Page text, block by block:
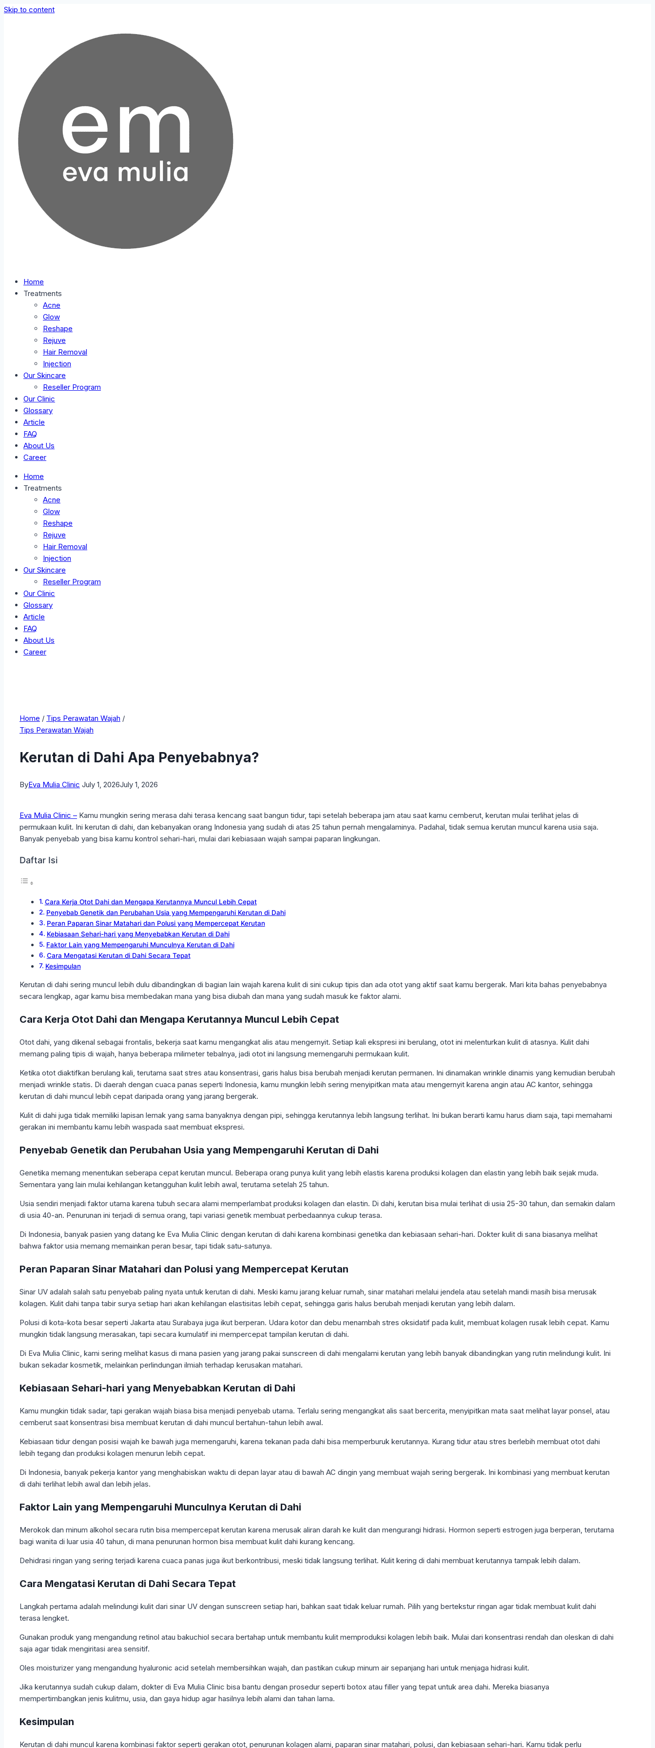
Skip to content
Home
Treatments
Acne
Glow
Reshape
Rejuve
Hair Removal
Injection
Our Skincare
Reseller Program
Our Clinic
Glossary
Article
FAQ
About Us
Career
Home
Treatments
Acne
Glow
Reshape
Rejuve
Hair Removal
Injection
Our Skincare
Reseller Program
Our Clinic
Glossary
Article
FAQ
About Us
Career
Home / Tips Perawatan Wajah /
Tips Perawatan Wajah
Kerutan di Dahi Apa Penyebabnya?
ByEva Mulia Clinic July 1, 2026July 1, 2026
Eva Mulia Clinic – Kamu mungkin sering merasa dahi terasa kencang saat bangun tidur, tapi setelah beberapa jam atau saat kamu cemberut, kerutan mulai terlihat jelas di
permukaan kulit. Ini kerutan di dahi, dan kebanyakan orang Indonesia yang sudah di atas 25 tahun pernah mengalaminya. Padahal, tidak semua kerutan muncul karena usia saja.
Banyak penyebab yang bisa kamu kontrol sehari-hari, mulai dari kebiasaan wajah sampai paparan lingkungan.
Daftar Isi
Cara Kerja Otot Dahi dan Mengapa Kerutannya Muncul Lebih Cepat
Penyebab Genetik dan Perubahan Usia yang Mempengaruhi Kerutan di Dahi
Peran Paparan Sinar Matahari dan Polusi yang Mempercepat Kerutan
Kebiasaan Sehari-hari yang Menyebabkan Kerutan di Dahi
Faktor Lain yang Mempengaruhi Munculnya Kerutan di Dahi
Cara Mengatasi Kerutan di Dahi Secara Tepat
Kesimpulan
Kerutan di dahi sering muncul lebih dulu dibandingkan di bagian lain wajah karena kulit di sini cukup tipis dan ada otot yang aktif saat kamu bergerak. Mari kita bahas penyebabnya
secara lengkap, agar kamu bisa membedakan mana yang bisa diubah dan mana yang sudah masuk ke faktor alami.
Cara Kerja Otot Dahi dan Mengapa Kerutannya Muncul Lebih Cepat
Otot dahi, yang dikenal sebagai frontalis, bekerja saat kamu mengangkat alis atau mengernyit. Setiap kali ekspresi ini berulang, otot ini melenturkan kulit di atasnya. Kulit dahi
memang paling tipis di wajah, hanya beberapa milimeter tebalnya, jadi otot ini langsung memengaruhi permukaan kulit.
Ketika otot diaktifkan berulang kali, terutama saat stres atau konsentrasi, garis halus bisa berubah menjadi kerutan permanen. Ini dinamakan wrinkle dinamis yang kemudian berubah
menjadi wrinkle statis. Di daerah dengan cuaca panas seperti Indonesia, kamu mungkin lebih sering menyipitkan mata atau mengernyit karena angin atau AC kantor, sehingga
kerutan di dahi muncul lebih cepat daripada orang yang jarang bergerak.
Kulit di dahi juga tidak memiliki lapisan lemak yang sama banyaknya dengan pipi, sehingga kerutannya lebih langsung terlihat. Ini bukan berarti kamu harus diam saja, tapi memahami
gerakan ini membantu kamu lebih waspada saat membuat ekspresi.
Penyebab Genetik dan Perubahan Usia yang Mempengaruhi Kerutan di Dahi
Genetika memang menentukan seberapa cepat kerutan muncul. Beberapa orang punya kulit yang lebih elastis karena produksi kolagen dan elastin yang lebih baik sejak muda.
Sementara yang lain mulai kehilangan ketangguhan kulit lebih awal, terutama setelah 25 tahun.
Usia sendiri menjadi faktor utama karena tubuh secara alami memperlambat produksi kolagen dan elastin. Di dahi, kerutan bisa mulai terlihat di usia 25-30 tahun, dan semakin dalam
di usia 40-an. Penurunan ini terjadi di semua orang, tapi variasi genetik membuat perbedaannya cukup terasa.
Di Indonesia, banyak pasien yang datang ke Eva Mulia Clinic dengan kerutan di dahi karena kombinasi genetika dan kebiasaan sehari-hari. Dokter kulit di sana biasanya melihat
bahwa faktor usia memang memainkan peran besar, tapi tidak satu-satunya.
Peran Paparan Sinar Matahari dan Polusi yang Mempercepat Kerutan
Sinar UV adalah salah satu penyebab paling nyata untuk kerutan di dahi. Meski kamu jarang keluar rumah, sinar matahari melalui jendela atau setelah mandi masih bisa merusak
kolagen. Kulit dahi tanpa tabir surya setiap hari akan kehilangan elastisitas lebih cepat, sehingga garis halus berubah menjadi kerutan yang lebih dalam.
Polusi di kota-kota besar seperti Jakarta atau Surabaya juga ikut berperan. Udara kotor dan debu menambah stres oksidatif pada kulit, membuat kolagen rusak lebih cepat. Kamu
mungkin tidak langsung merasakan, tapi secara kumulatif ini mempercepat tampilan kerutan di dahi.
Di Eva Mulia Clinic, kami sering melihat kasus di mana pasien yang jarang pakai sunscreen di dahi mengalami kerutan yang lebih banyak dibandingkan yang rutin melindungi kulit. Ini
bukan sekadar kosmetik, melainkan perlindungan ilmiah terhadap kerusakan matahari.
Kebiasaan Sehari-hari yang Menyebabkan Kerutan di Dahi
Kamu mungkin tidak sadar, tapi gerakan wajah biasa bisa menjadi penyebab utama. Terlalu sering mengangkat alis saat bercerita, menyipitkan mata saat melihat layar ponsel, atau
cemberut saat konsentrasi bisa membuat kerutan di dahi muncul bertahun-tahun lebih awal.
Kebiasaan tidur dengan posisi wajah ke bawah juga memengaruhi, karena tekanan pada dahi bisa memperburuk kerutannya. Kurang tidur atau stres berlebih membuat otot dahi
lebih tegang dan produksi kolagen menurun lebih cepat.
Di Indonesia, banyak pekerja kantor yang menghabiskan waktu di depan layar atau di bawah AC dingin yang membuat wajah sering bergerak. Ini kombinasi yang membuat kerutan
di dahi terlihat lebih awal dan lebih jelas.
Faktor Lain yang Mempengaruhi Munculnya Kerutan di Dahi
Merokok dan minum alkohol secara rutin bisa mempercepat kerutan karena merusak aliran darah ke kulit dan mengurangi hidrasi. Hormon seperti estrogen juga berperan, terutama
bagi wanita di luar usia 40 tahun, di mana penurunan hormon bisa membuat kulit dahi kurang kencang.
Dehidrasi ringan yang sering terjadi karena cuaca panas juga ikut berkontribusi, meski tidak langsung terlihat. Kulit kering di dahi membuat kerutannya tampak lebih dalam.
Cara Mengatasi Kerutan di Dahi Secara Tepat
Langkah pertama adalah melindungi kulit dari sinar UV dengan sunscreen setiap hari, bahkan saat tidak keluar rumah. Pilih yang bertekstur ringan agar tidak membuat kulit dahi
terasa lengket.
Gunakan produk yang mengandung retinol atau bakuchiol secara bertahap untuk membantu kulit memproduksi kolagen lebih baik. Mulai dari konsentrasi rendah dan oleskan di dahi
saja agar tidak mengiritasi area sensitif.
Oles moisturizer yang mengandung hyaluronic acid setelah membersihkan wajah, dan pastikan cukup minum air sepanjang hari untuk menjaga hidrasi kulit.
Jika kerutannya sudah cukup dalam, dokter di Eva Mulia Clinic bisa bantu dengan prosedur seperti botox atau filler yang tepat untuk area dahi. Mereka biasanya
mempertimbangkan jenis kulitmu, usia, dan gaya hidup agar hasilnya lebih alami dan tahan lama.
Kesimpulan
Kerutan di dahi muncul karena kombinasi faktor seperti gerakan otot, penurunan kolagen alami, paparan sinar matahari, polusi, dan kebiasaan sehari-hari. Kamu tidak perlu